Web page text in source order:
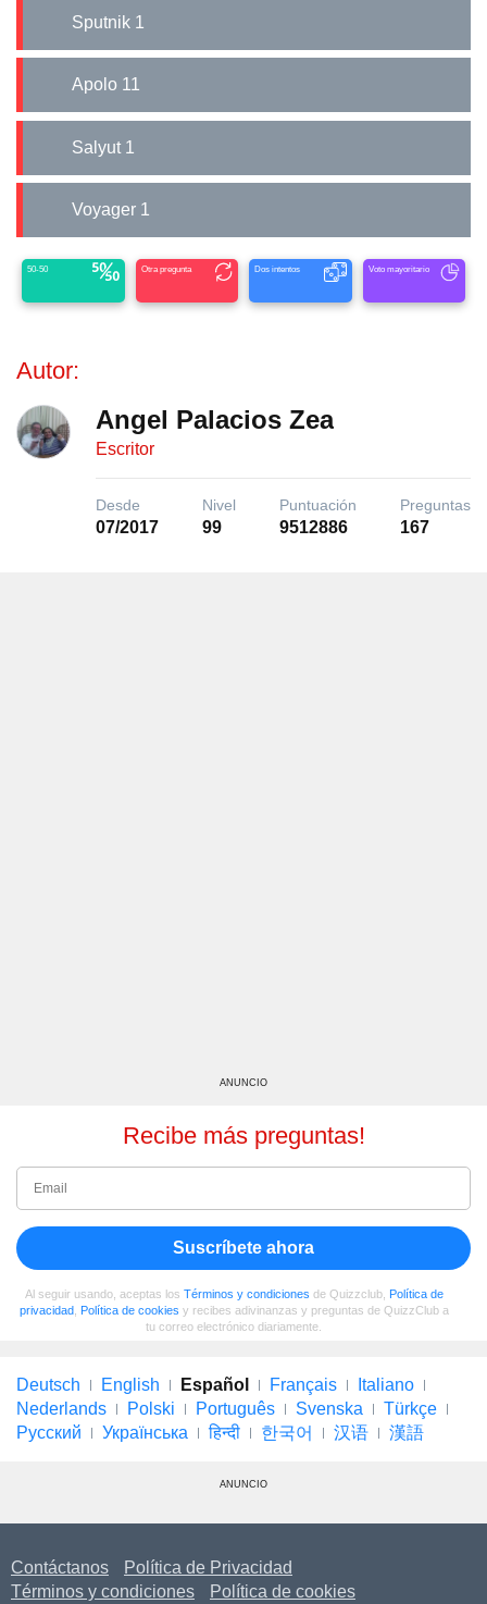
Sputnik 1
Apolo 11
Salyut 1
Voyager 1
50-50 Otra pregunta Dos intentos Voto mayoritario
Autor:
Angel Palacios Zea
Escritor
Desde
07/2017
Nivel
99
Puntuación
9512886
Preguntas
167
ANUNCIO
Recibe más preguntas!
Suscríbete ahora
Al seguir usando, aceptas los Términos y condiciones de Quizzclub, Política de
privacidad, Política de cookies y recibes adivinanzas y preguntas de QuizzClub a
tu correo electrónico diariamente.
Deutsch English Español Français
Italiano
Nederlands
Polski Português Svenska
Türkçe
Русский
Українська हिन्दी 한국어 汉语 漢語
ANUNCIO
Contáctanos
Política de Privacidad
Términos y condiciones
Política de cookies